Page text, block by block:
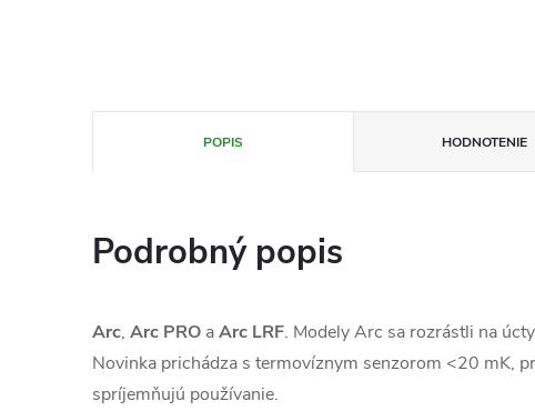
POPIS HODNOTENIE
Podrobný popis
Arc, Arc PRO aArc LRF. Modely Arc sa rozrástli na
Novinka prichádza s termovíznym senzorom <20 mK,
spríjemňujú používanie.